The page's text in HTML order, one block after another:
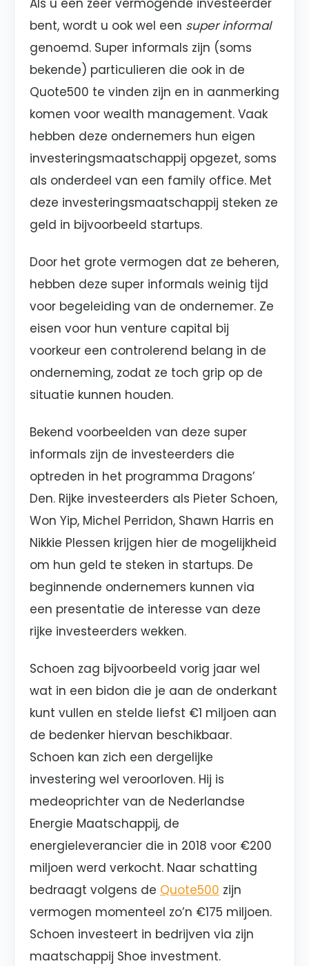
Als u een zeer vermogende investeerder
bent, wordt u ook wel een super informal
genoemd. Super informals zijn (soms
bekende) particulieren die ook in de
Quote500 te vinden zijn en in aanmerking
komen voor wealth management. Vaak
hebben deze ondernemers hun eigen
investeringsmaatschappij opgezet, soms
als onderdeel van een family office. Met
deze investeringsmaatschappij steken ze
geld in bijvoorbeeld startups.
Door het grote vermogen dat ze beheren,
hebben deze super informals weinig tijd
voor begeleiding van de ondernemer. Ze
eisen voor hun venture capital bij
voorkeur een controlerend belang in de
onderneming, zodat ze toch grip op de
situatie kunnen houden.
Bekend voorbeelden van deze super
informals zijn de investeerders die
optreden in het programma Dragons’
Den. Rijke investeerders als Pieter Schoen,
Won Yip, Michel Perridon, Shawn Harris en
Nikkie Plessen krijgen hier de mogelijkheid
om hun geld te steken in startups. De
beginnende ondernemers kunnen via
een presentatie de interesse van deze
rijke investeerders wekken.
Schoen zag bijvoorbeeld vorig jaar wel
wat in een bidon die je aan de onderkant
kunt vullen en stelde liefst €1 miljoen aan
de bedenker hiervan beschikbaar.
Schoen kan zich een dergelijke
investering wel veroorloven. Hij is
medeoprichter van de Nederlandse
Energie Maatschappij, de
energieleverancier die in 2018 voor €200
miljoen werd verkocht. Naar schatting
bedraagt volgens de Quote500 zijn
vermogen momenteel zo’n €175 miljoen.
Schoen investeert in bedrijven via zijn
maatschappij Shoe investment.